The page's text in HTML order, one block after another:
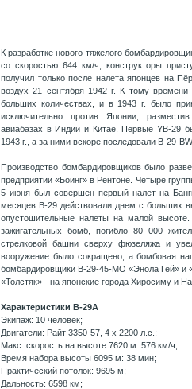
К разработке нового тяжелого
со скоростью 644 км/ч, конструкторы
получил только после налета японцев на
воздух 21 сентября 1942 г. К тому
больших количествах, и в 1943 г. было
исключительно против Японии,
авиабазах в Индии и Китае. Первые YB-29
1943 г., а за ними вскоре последовали B-29-
Производство бомбардировщиков было
предприятии «Боинг» в Рентоне. Четыре
5 июня был совершен первый налет на
месяцев В-29 действовали днем с больших
опустошительные налеты на малой
зажигательных бомб, погибло 80 000
стрелковой башни сверху фюзеляжа и
вооружение было сокращено, а бомбовая
бомбардировщики В-29-45-МО «Энола Гей»
«Толстяк» - на японские города Хиросиму и
Характеристики В-29А
Экипаж: 10 человек;
Двигатели: Райт 3350-57, 4 х 2200 л.с.;
Макс. скорость на высоте 7620 м: 576 км/ч;
Время набора высоты 6095 м: 38 мин;
Практический потолок: 9695 м;
Дальность: 6598 км;